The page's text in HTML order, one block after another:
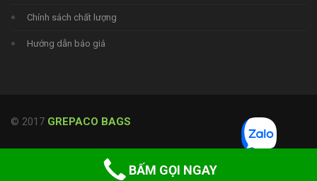
Chính sách chất lượng
Hướng dẫn báo giá
© 2017 GREPACO BAGS
BẤM GỌI NGAY